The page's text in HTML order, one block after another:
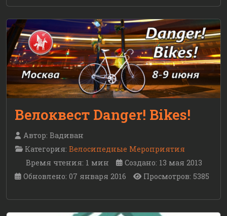
Велоквест Danger! Bikes!
Автор: Вадиван
Категория: Велосипедные Мероприятия
Время чтения: 1 мин
Создано: 13 мая 2013
Обновлено: 07 января 2016
Просмотров: 5385